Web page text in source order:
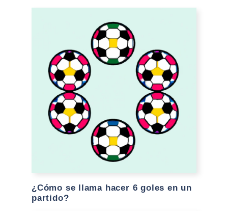
¿Cómo se llama hacer 6 goles en un
partido?